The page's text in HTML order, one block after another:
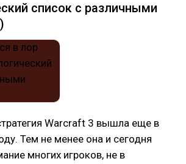
список с различными
Warcraft 3 вышла еще в
Тем не менее она и сегодня
многих игроков, не в